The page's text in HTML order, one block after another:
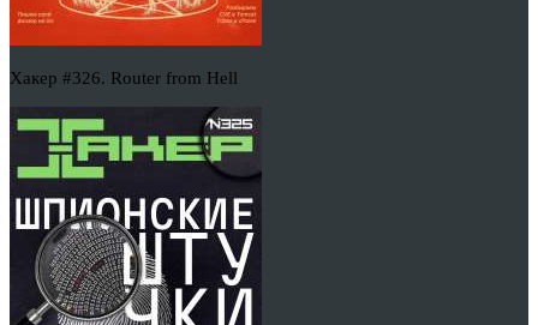
Хакер #326. Router from Hell